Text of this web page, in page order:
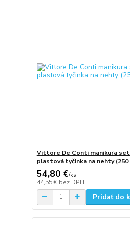
Vittore De Conti manikura
plastová tyčinka na nehty (250
54,80 €/ks
44,55 € bez DPH
Pridať do